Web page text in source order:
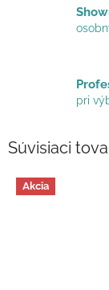
pri
Súvisiaci
Akcia